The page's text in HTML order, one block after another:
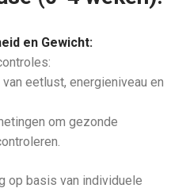
en Gewicht:
eetlust, energieniveau en
om gezonde
op basis van individuele